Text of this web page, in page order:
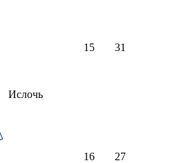
Ислочь
15 31
16 27